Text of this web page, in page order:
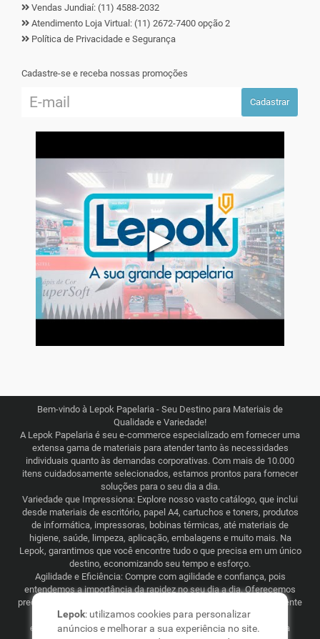
Vendas Jundiaí: (11) 4588-2032
Atendimento Loja Virtual: (11) 2672-7400 opção 2
Política de Privacidade e Segurança
Cadastre-se e receba nossas promoções
Cadastrar
▶
Bem-vindo à Lepok Papelaria - Seu Destino para Materiais de
Qualidade e Variedade!
A Lepok Papelaria é seu e-commerce especializado em fornecer uma
extensa gama de materiais para atender tanto às necessidades
individuais quanto às demandas corporativas. Com mais de 10.000
itens cuidadosamente selecionados, estamos prontos para fornecer
soluções para o seu dia a dia.
Variedade que Impressiona: Explore nosso vasto catálogo, que inclui
desde materiais de escritório, papel A4, cartuchos e toners, produtos
de informática, impressoras, bobinas térmicas, até materiais de
higiene, saúde, limpeza, aplicação, embalagens e muito mais. Na
Lepok, garantimos que você encontre tudo o que precisa em um único
destino, economizando seu tempo e esforço.
Agilidade e Eficiência: Compre com agilidade e confiança, pois
entendemos a importância da rapidez no seu dia a dia. Oferecemos
preços justos e competitivos, combinados com uma logística eficiente
que abrange todo o Brasil. Seja para consumo recorrente ou
esporádico, a Lepok Papelaria está comprometida em tornar sua
Lepok: utilizamos cookies para personalizar
anúncios e melhorar a sua experiência no site.